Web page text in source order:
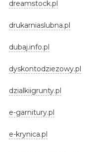
dreamstock.pl
drukarniaslubna.pl
dubaj.info.pl
dyskontodziezowy.pl
dzialkiigrunty.pl
e-garnitury.pl
e-krynica.pl